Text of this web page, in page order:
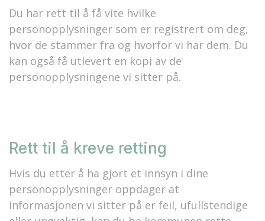
Du har rett til å få vite hvilke
personopplysninger som er registrert om deg,
hvor de stammer fra og hvorfor vi har dem. Du
kan også få utlevert en kopi av de
personopplysningene vi sitter på.
Rett til å kreve retting
Hvis du etter å ha gjort et innsyn i dine
personopplysninger oppdager at
informasjonen vi sitter på er feil, ufullstendige